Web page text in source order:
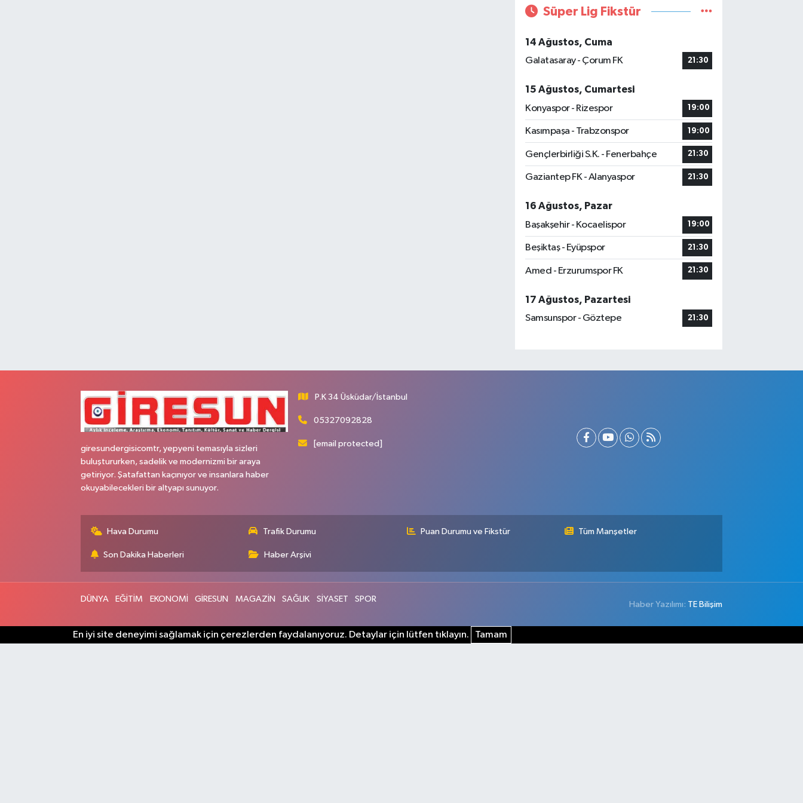
Süper Lig Fikstür
14 Ağustos, Cuma
Galatasaray - Çorum FK
21:30
15 Ağustos, Cumartesi
Konyaspor - Rizespor
19:00
Kasımpaşa - Trabzonspor 19:00
Gençlerbirliği S.K. - Fenerbahçe 21:30
Gaziantep FK - Alanyaspor 21:30
16 Ağustos, Pazar
Başakşehir - Kocaelispor
19:00
Beşiktaş - Eyüpspor 21:30
Amed - Erzurumspor FK 21:30
17 Ağustos, Pazartesi
Samsunspor - Göztepe
21:30
giresundergisicomtr, yepyeni temasıyla sizleri
buluştururken, sadelik ve modernizmi bir araya
getiriyor. Şatafattan kaçınıyor ve insanlara haber
okuyabilecekleri bir altyapı sunuyor.
P.K 34 Üsküdar/İstanbul
05327092828
[email protected]
Hava Durumu Trafik Durumu Puan Durumu ve Fikstür Tüm Manşetler
Son Dakika Haberleri Haber Arşivi
DÜNYA EĞİTİM EKONOMİ GİRESUN MAGAZİN SAĞLIK SİYASET SPOR
Haber Yazılımı: TE Bilişim
En iyi site deneyimi sağlamak için çerezlerden faydalanıyoruz. Detaylar için lütfen tıklayın. Tamam